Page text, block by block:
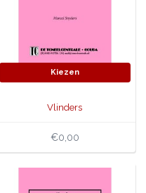
Kiezen
Vlinders
€0,00